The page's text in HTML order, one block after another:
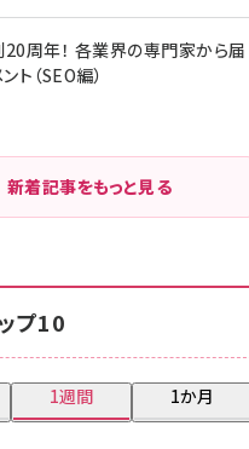
周年！ 各業界の専門家から届
ト（SEO編）
新着記事をもっと見る
プ10
1週間 1か月